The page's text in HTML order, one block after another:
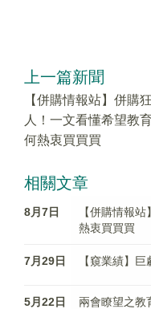
上一篇新聞
【併購情報站】併購狂
人！一文看懂希望教
何熱衷買買買
相關文章
8月7日
【併購情報
熱衷買買買
7月29日 【窺業績】
5月22日
兩會瞭望之教